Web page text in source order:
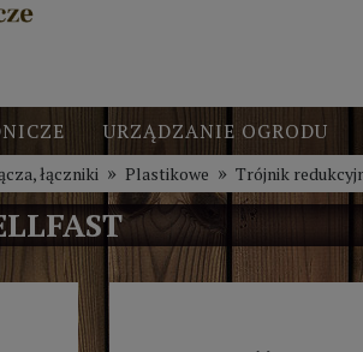
URZĄDZANIE OGRODU
łączniki » Plastikowe » Trójnik